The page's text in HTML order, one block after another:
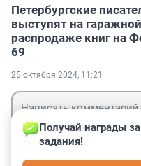
Петербургские
выступят на гаражной
распродаже книг на
69
25 октября 2024, 11:21
Получай награды
задания!